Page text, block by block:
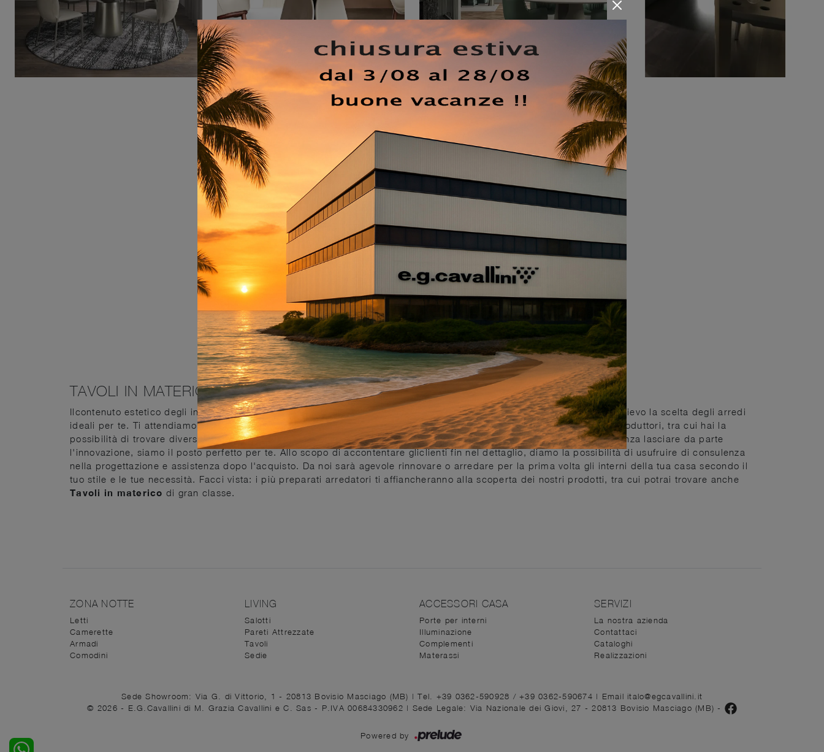
€ 1295 € 950 -27%
TAVOLI IN MATERICO
Ilcontenuto estetico degli interni deve essere affine, fin nel dettaglio, al gusto di chi li frequenta, per tale motivo è di rilievo la scelta degli arredi
ideali per te. Ti attendiamo con tanti spunti, tutte le nuove soluzioni di arredo e composizioni arredative dei migliori produttori, tra cui hai la
possibilità di trovare diverse soluzioniin materico
. Se desideri arredare i locali interni con fascino e eleganza, ma senza lasciare da parte
l'innovazione, siamo il posto perfetto per te. Allo scopo di accontentare gliclienti fin nel dettaglio, diamo la possibilità di usufruire di consulenza
nella progettazione e assistenza dopo l'acquisto. Da noi sarà agevole rinnovare o arredare per la prima volta gli interni della tua casa secondo il
tuo stile e le tue necessità. Facci vista: i più preparati arredatori ti affiancheranno alla scoperta dei nostri prodotti, tra cui potrai trovare anche
Tavoli in materico di gran classe.
ZONA NOTTE
Letti
Camerette
Armadi
Comodini
LIVING
Salotti
Pareti Attrezzate
Tavoli
Sedie
ACCESSORI CASA
Porte per interni
Illuminazione
Complementi
Materassi
SERVIZI
La nostra azienda
Contattaci
Cataloghi
Realizzazioni
Sede Showroom: Via G. di Vittorio, 1 - 20813 Bovisio Masciago (MB) |Tel. +39 0362-590928 / +39 0362-590674 | Email italo@egcavallini.it
© 2026 - E.G.Cavallini di M. Grazia Cavallini e C. Sas - P.IVA 00684330962 | Sede Legale: Via Nazionale dei Giovi, 27 - 20813 Bovisio Masciago (MB) -
Powered by